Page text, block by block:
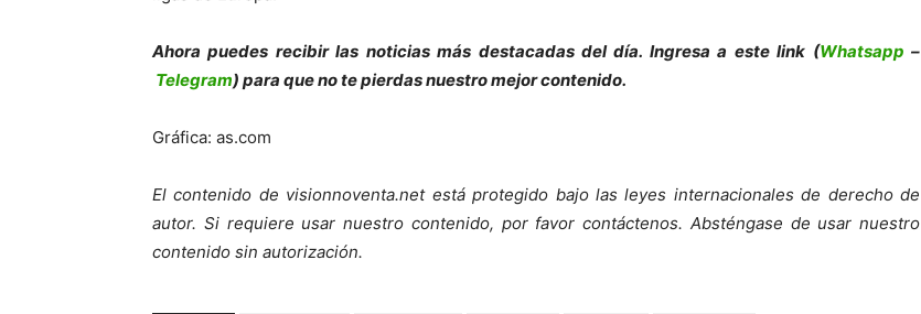
Ahora puedes recibir las noticias más destacadas del día. Ingresa a este link (Whatsapp –
Telegram) para que no te pierdas nuestro mejor contenido.
Gráfica: as.com
El contenido de visionnoventa.net está protegido bajo las leyes internacionales de derecho de
autor. Si requiere usar nuestro contenido, por favor contáctenos. Absténgase de usar nuestro
contenido sin autorización.